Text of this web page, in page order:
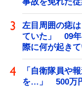
左目周囲の痣
ていた」 09年
際に何が起き
「自衛隊員や
を…」 500万